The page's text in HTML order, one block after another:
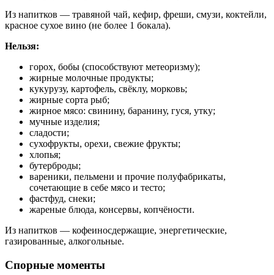
Из напитков — травяной чай, кефир, фреши, смузи, коктейли,
красное сухое вино (не более 1 бокала).
Нельзя:
горох, бобы (способствуют метеоризму);
жирные молочные продукты;
кукурузу, картофель, свёклу, морковь;
жирные сорта рыб;
жирное мясо: свинину, баранину, гуся, утку;
мучные изделия;
сладости;
сухофрукты, орехи, свежие фрукты;
хлопья;
бутерброды;
вареники, пельмени и прочие полуфабрикаты,
сочетающие в себе мясо и тесто;
фастфуд, снеки;
жареные блюда, консервы, копчёности.
Из напитков — кофеиносдержащие, энергетические,
газированные, алкогольные.
Спорные моменты